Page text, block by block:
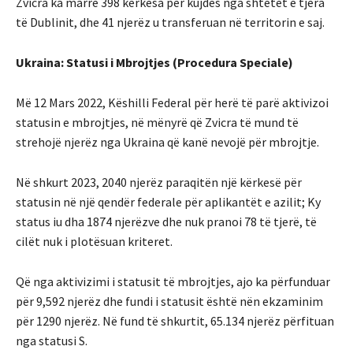
të Dublinit, dhe 41 njerëz u transferuan në territorin e saj.
Ukraina: Statusi i Mbrojtjes (Procedura Speciale)
Më 12 Mars 2022, Këshilli Federal për herë të parë aktivizoi
statusin e mbrojtjes, në mënyrë që Zvicra të mund të
strehojë njerëz nga Ukraina që kanë nevojë për mbrojtje.
Në shkurt 2023, 2040 njerëz paraqitën një kërkesë për
statusin në një qendër federale për aplikantët e azilit; Ky
status iu dha 1874 njerëzve dhe nuk pranoi 78 të tjerë, të
cilët nuk i plotësuan kriteret.
Që nga aktivizimi i statusit të mbrojtjes, ajo ka përfunduar
për 9,592 njerëz dhe fundi i statusit është nën ekzaminim
për 1290 njerëz. Në fund të shkurtit, 65.134 njerëz përfituan
nga statusi S.